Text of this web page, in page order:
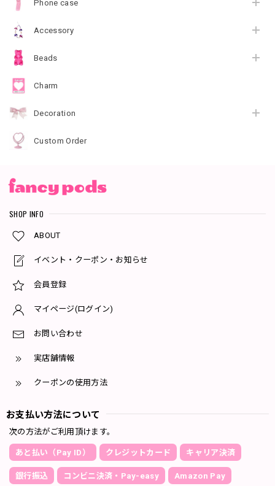
Phone case
Accessory
Beads
Charm
Decoration
Custom Order
SHOP INFO
ABOUT
イベント・クーポン・お知らせ
会員登録
マイページ(ログイン)
お問い合わせ
実店舗情報
クーポンの使用方法
お支払い方法について
次の方法がご利用頂けます。
あと払い（Pay ID） クレジットカード キャリア決済
銀行振込 コンビニ決済・Pay-easy Amazon Pay